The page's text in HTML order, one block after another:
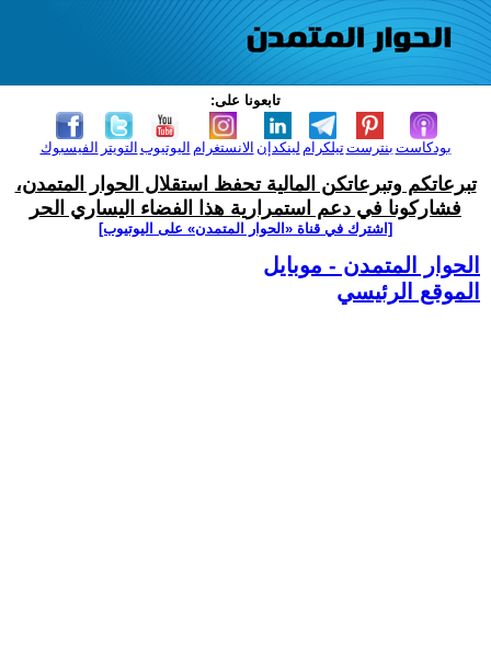
تابعونا على:
الفيسبوك التويتر اليوتيوب الانستغرام لينكدإن تيلكرامبنترست بودكاست
تبرعاتكم وتبرعاتكن المالية تحفظ استقلال الحوار المتمدن،
فشاركونا في دعم استمرارية هذا الفضاء اليساري الحر
[اشترك في قناة ‫«الحوار المتمدن» على اليوتيوب]
الحوار المتمدن - موبايل
الموقع الرئيسي